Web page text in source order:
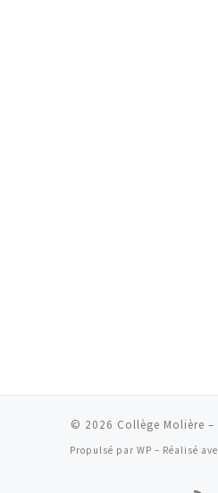
© 2026 Collège Molière –
Propulsé par WP – Réalisé